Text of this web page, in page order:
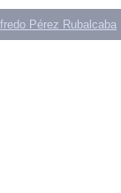
Pérez Rubalcaba